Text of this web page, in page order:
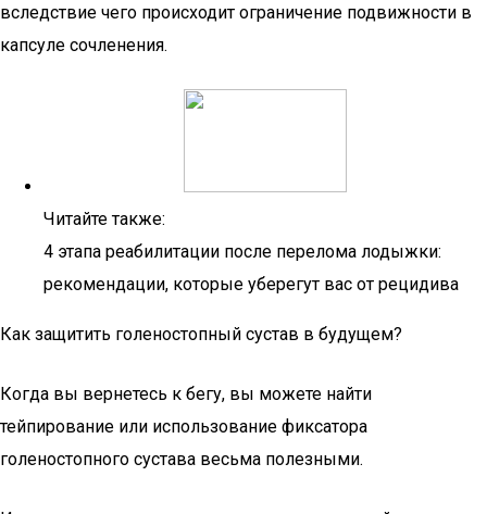
вследствие чего происходит ограничение подвижности в
капсуле сочленения.
Читайте также:
4 этапа реабилитации после перелома лодыжки:
рекомендации, которые уберегут вас от рецидива
Как защитить голеностопный сустав в будущем?
Когда вы вернетесь к бегу, вы можете найти
тейпирование или использование фиксатора
голеностопного сустава весьма полезными.